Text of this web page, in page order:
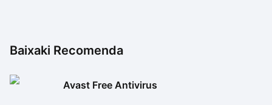
Baixaki Recomenda
Avast Free Antivirus